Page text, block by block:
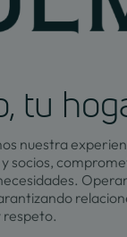
tu
nuestra
socios,
respeto.